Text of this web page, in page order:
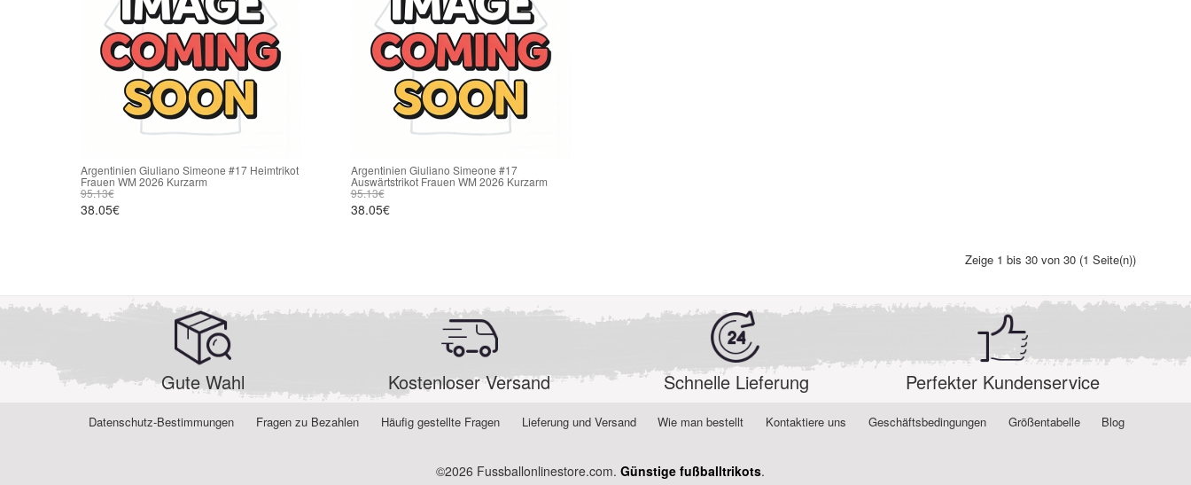
Argentinien Giuliano Simeone #17 Heimtrikot
Frauen WM 2026 Kurzarm
95.13€
38.05€
Argentinien Giuliano Simeone #17
Auswärtstrikot Frauen WM 2026 Kurzarm
95.13€
38.05€
Zeige 1 bis 30 von 30 (1 Seite(n))
Gute Wahl Kostenloser Versand Schnelle Lieferung Perfekter Kundenservice
Datenschutz-Bestimmungen Fragen zu Bezahlen Häufig gestellte Fragen Lieferung und Versand Wie man bestellt Kontaktiere uns Geschäftsbedingungen Größentabelle Blog
©2026 Fussballonlinestore.com. Günstige fußballtrikots.